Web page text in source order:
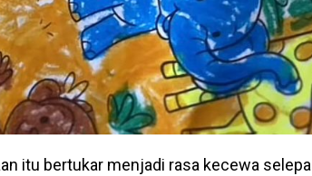
itu bertukar menjadi rasa kecewa